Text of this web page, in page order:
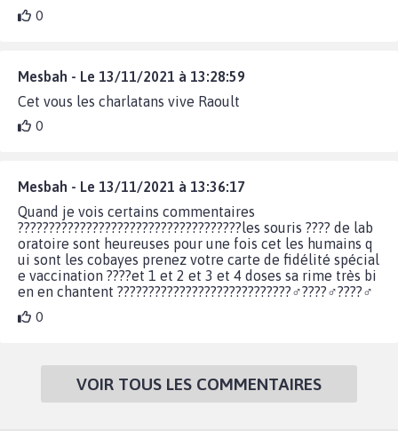
0
Mesbah - Le 13/11/2021 à 13:28:59
Cet vous les charlatans vive Raoult
0
Mesbah - Le 13/11/2021 à 13:36:17
Quand je vois certains commentaires
????????????????????????????????????les souris ???? de lab
oratoire sont heureuses pour une fois cet les humains q
ui sont les cobayes prenez votre carte de fidélité spécial
e vaccination ????et 1 et 2 et 3 et 4 doses sa rime très bi
en en chantent ????????????????????????????‍♂️????‍♂️????‍♂️
0
VOIR TOUS LES COMMENTAIRES